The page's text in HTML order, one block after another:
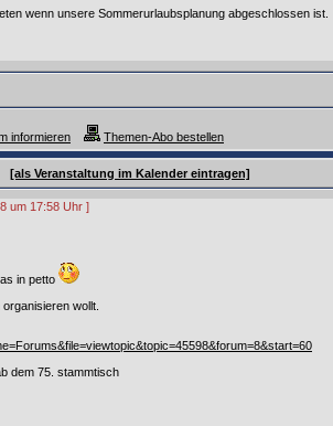
wenn unsere Sommerurlaubsplanung abgeschlossen ist.
informieren Themen-Abo bestellen
[als Veranstaltung im Kalender eintragen]
um 17:58 Uhr ]
in petto
wollt.
dem 75. stammtisch